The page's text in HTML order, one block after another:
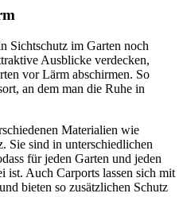
Sichtschutz im Garten noch
Ausblicke verdecken,
vor Lärm abschirmen. So
an dem man die Ruhe in
Materialien wie
Sie sind in unterschiedlichen
für jeden Garten und jeden
ist. Auch Carports lassen sich mit
bieten so zusätzlichen Schutz